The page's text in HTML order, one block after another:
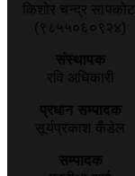
किशोर चन्द्र सापकोटा
(९८५५०६०९२४)
संस्थापक
रवि अधिकारी
प्रधान सम्पादक
सूर्यप्रकाश कँडेल
सम्पादक